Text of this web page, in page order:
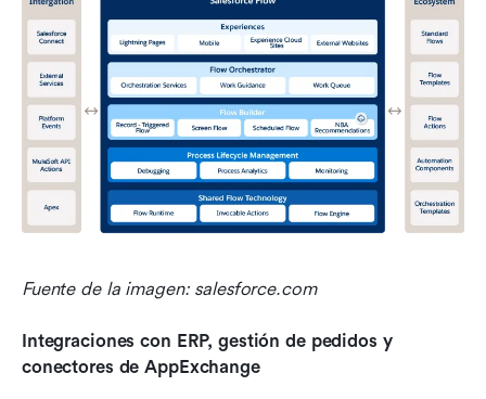
Fuente de la imagen: salesforce.com
Integraciones con ERP, gestión de pedidos y
conectores de AppExchange